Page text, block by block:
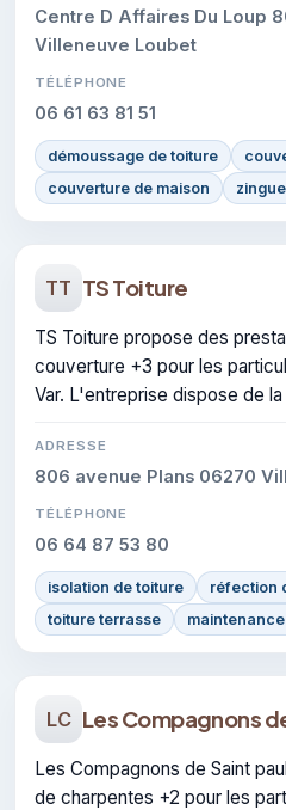
Centre D Affaires Du Loup
Villeneuve Loubet
TÉLÉPHONE
06 61 63 81 51
démoussage de toiture
couverture de maison
TT TS Toiture
TS Toiture propose des
couverture +3 pour les
Var. L'entreprise dispose de
ADRESSE
806 avenue Plans 06270
TÉLÉPHONE
06 64 87 53 80
isolation de toiture
réfection
toiture terrasse
LC Les Compagnons
Les Compagnons de Saint
de charpentes +2 pour les particuliers à Saint-Laurent-